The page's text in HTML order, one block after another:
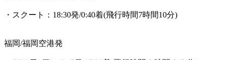
・スクート：18:30発/0:40着(飛行時間7時間10分)
福岡/福岡空港発